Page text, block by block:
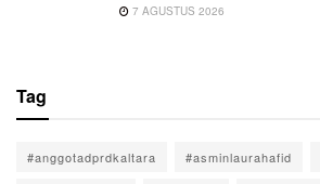
7 AGUSTUS 2026
Tag
#anggotadprdkaltara #asminlaurahafid